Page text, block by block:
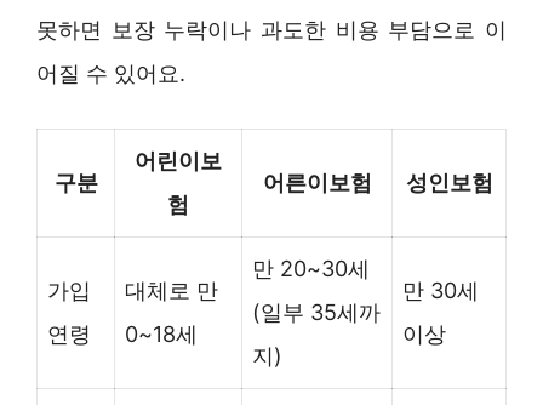
못하면 보장 누락이나 과도한 비용 부담으로 이
어질 수 있어요.
구분
어린이보
험
어른이보험 성인보험
가입
연령
대체로 만
0~18세
만 20~30세
(일부 35세까
지)
만 30세
이상